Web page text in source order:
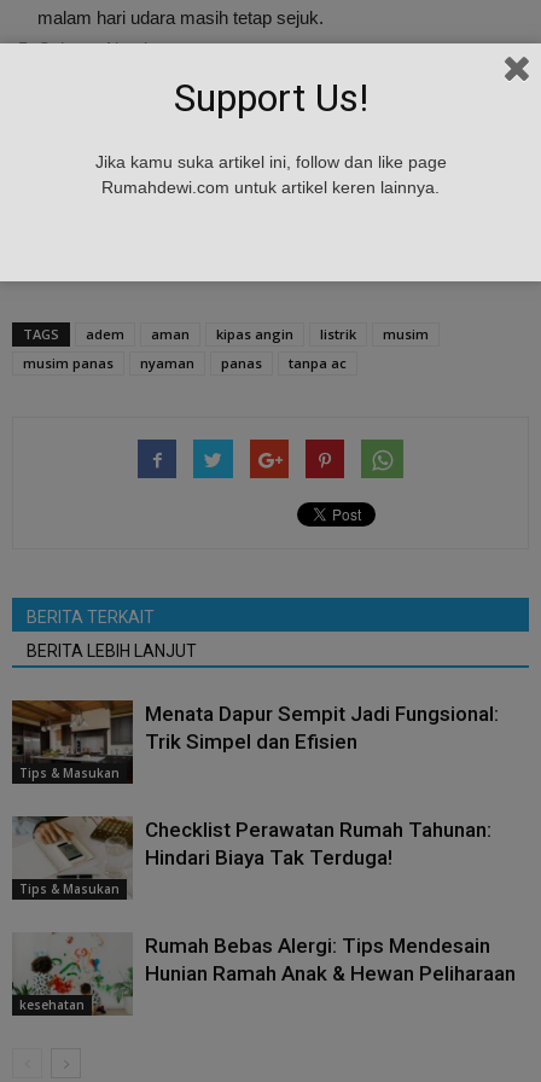
malam hari udara masih tetap sejuk.
Cahaya Alami
Untuk menghindari penggunaan AC pada siang hari, anda bisa
mematikan lampu sebelum matahari terbit, gunakanlah
elektronik untuk menekan hawa panas.
TAGS adem aman kipas angin listrik
musim
musim panas
nyaman panas tanpa ac
BERITA TERKAIT
BERITA LEBIH LANJUT
Tips & Masukan
Menata Dapur Sempit Jadi Fungsional:
Trik Simpel dan Efisien
Tips & Masukan
Checklist Perawatan Rumah Tahunan:
Hindari Biaya Tak Terduga!
kesehatan
Rumah Bebas Alergi: Tips Mendesain
Hunian Ramah Anak & Hewan Peliharaan
Support Us!
Jika kamu suka artikel ini, follow dan like page
Rumahdewi.com untuk artikel keren lainnya.